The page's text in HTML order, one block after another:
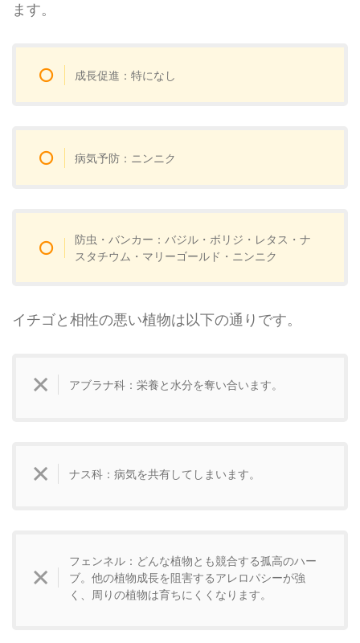
ます。
成長促進：特になし
病気予防：ニンニク
防虫・バンカー：バジル・ボリジ・レタス・ナ
スタチウム・マリーゴールド・ニンニク
イチゴと相性の悪い植物は以下の通りです。
アブラナ科：栄養と水分を奪い合います。
ナス科：病気を共有してしまいます。
フェンネル：どんな植物とも競合する孤高のハー
ブ。他の植物成長を阻害するアレロパシーが強
く、周りの植物は育ちにくくなります。